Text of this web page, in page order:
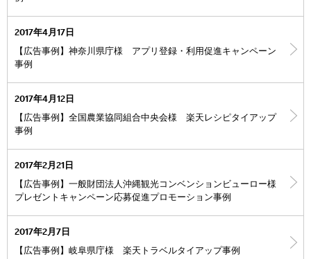
2017年4月17日
【広告事例】神奈川県庁様 アプリ登録・利用促進キャンペーン
事例
2017年4月12日
【広告事例】全国農業協同組合中央会様 楽天レシピタイアップ
事例
2017年2月21日
【広告事例】一般財団法人沖縄観光コンベンションビューロー様
プレゼントキャンペーン応募促進プロモーション事例
2017年2月7日
【広告事例】岐阜県庁様 楽天トラベルタイアップ事例